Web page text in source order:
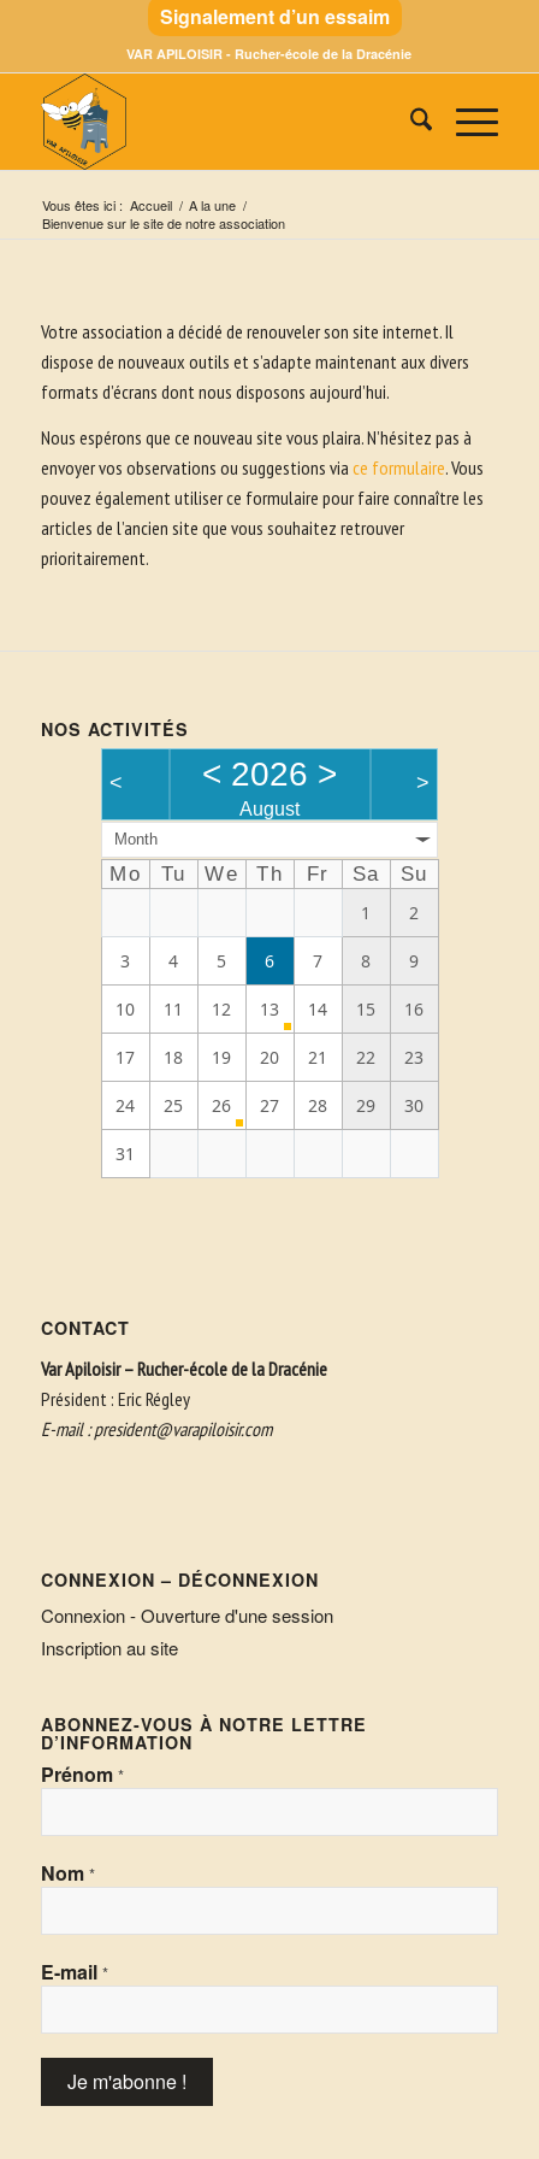
Signalement d’un essaim
VAR APILOISIR - Rucher-école de la Dracénie
Vous êtes ici : Accueil / A la une /
Bienvenue sur le site de notre association
Votre association a décidé de renouveler son site internet. Il
dispose de nouveaux outils et s’adapte maintenant aux divers
formats d’écrans dont nous disposons aujourd’hui.
Nous espérons que ce nouveau site vous plaira. N’hésitez pas à
envoyer vos observations ou suggestions via ce formulaire. Vous
pouvez également utiliser ce formulaire pour faire connaître les
articles de l’ancien site que vous souhaitez retrouver
prioritairement.
NOS ACTIVITÉS
< < 2026 >
August
>
Month
Mo Tu We Th Fr Sa
Su
1
2
3 4 5 6 7 8 9
10 11 12 13 14 15 16
17 18 19 20 21 22 23
24 25 26 27 28 29 30
31
CONTACT
Var Apiloisir – Rucher-école de la Dracénie
Président : Eric Régley
E-mail :president@varapiloisir.com
CONNEXION – DÉCONNEXION
Connexion - Ouverture d'une session
Inscription au site
ABONNEZ-VOUS À NOTRE LETTRE
D’INFORMATION
Prénom *
Nom *
E-mail *